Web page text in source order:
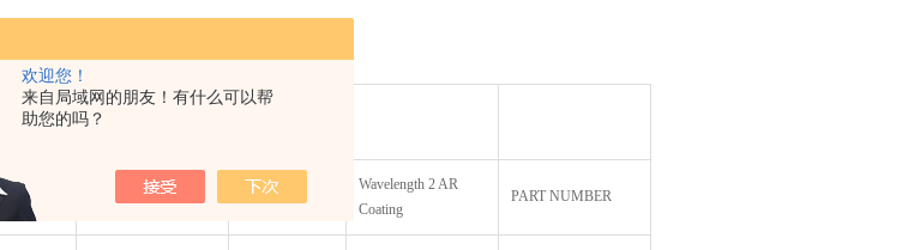
欢迎您！
来自局域网的朋友！有什么可以帮
助您的吗？
陷的组合
Wavelength 1 AR
Wavelength 2
Wavelength 2 AR
Coating
PART NUMBER